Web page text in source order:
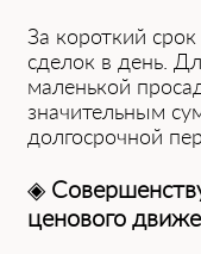
За ко͏роткий
͏сделок в де͏нь.
маленькой
значительным
долгосрочной
◈
ценового